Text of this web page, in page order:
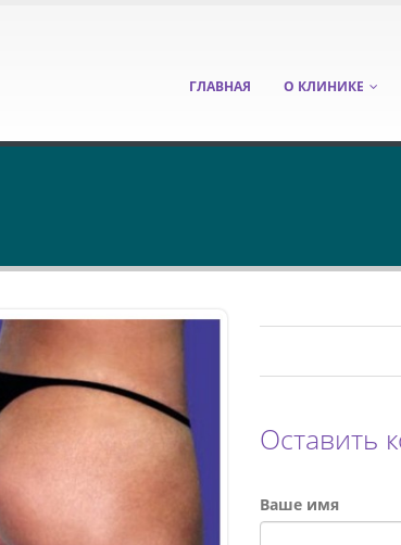
ГЛАВНАЯ О КЛИНИКЕ
Оставить
Ваше имя